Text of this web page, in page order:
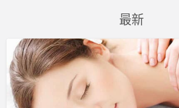
最新
美
好
的